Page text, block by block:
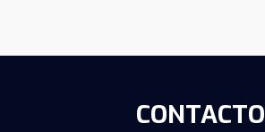
CONTACTO